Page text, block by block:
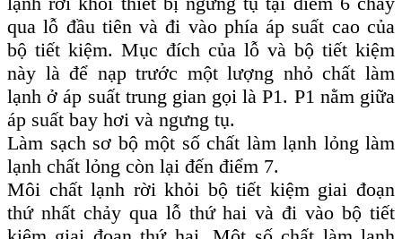
qua lỗ đầu tiên và đi vào phía áp suất cao của
bộ tiết kiệm. Mục đích của lỗ và bộ tiết kiệm
này là để nạp trước một lượng nhỏ chất làm
lạnh ở áp suất trung gian gọi là P1. P1 nằm giữa
áp suất bay hơi và ngưng tụ.
Làm sạch sơ bộ một số chất làm lạnh lỏng làm
lạnh chất lỏng còn lại đến điểm 7.
Môi chất lạnh rời khỏi bộ tiết kiệm giai đoạn
thứ nhất chảy qua lỗ thứ hai và đi vào bộ tiết